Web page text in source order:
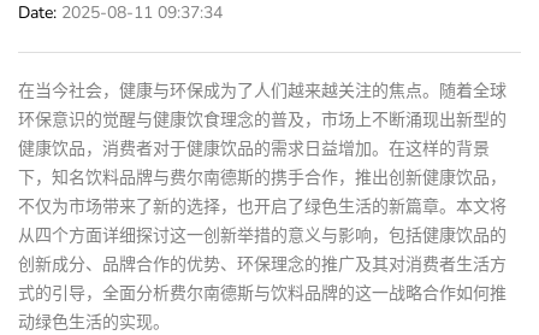
Date 2025-08-11 09:37:34
在当今社会，健康与环保成为了人们越来越关注的焦点。随着全球
环保意识的觉醒与健康饮食理念的普及，市场上不断涌现出新型的
健康饮品，消费者对于健康饮品的需求日益增加。在这样的背景
下，知名饮料品牌与费尔南德斯的携手合作，推出创新健康饮品，
不仅为市场带来了新的选择，也开启了绿色生活的新篇章。本文将
从四个方面详细探讨这一创新举措的意义与影响，包括健康饮品的
创新成分、品牌合作的优势、环保理念的推广及其对消费者生活方
式的引导，全面分析费尔南德斯与饮料品牌的这一战略合作如何推
动绿色生活的实现。